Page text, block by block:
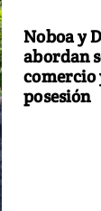
Noboa y
abordan
comercio
posesión